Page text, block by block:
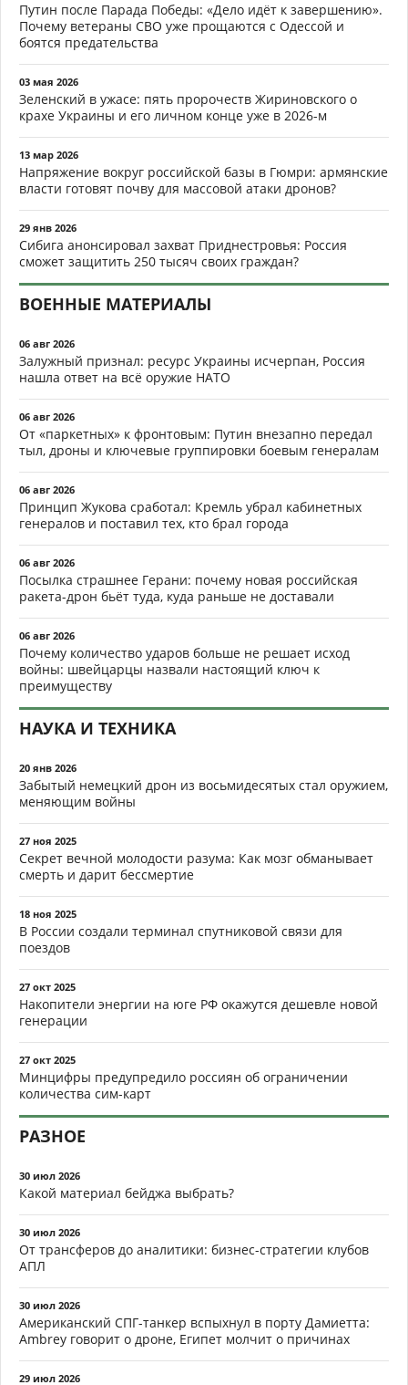
Путин после Парада Победы: «Дело идёт к завершению».
Почему ветераны СВО уже прощаются с Одессой и
боятся предательства
03 мая 2026
Зеленский в ужасе: пять пророчеств Жириновского о
крахе Украины и его личном конце уже в 2026-м
13 мар 2026
Напряжение вокруг российской базы в Гюмри: армянские
власти готовят почву для массовой атаки дронов?
29 янв 2026
Сибига анонсировал захват Приднестровья: Россия
сможет защитить 250 тысяч своих граждан?
ВОЕННЫЕ МАТЕРИАЛЫ
06 авг 2026
Залужный признал: ресурс Украины исчерпан, Россия
нашла ответ на всё оружие НАТО
06 авг 2026
От «паркетных» к фронтовым: Путин внезапно передал
тыл, дроны и ключевые группировки боевым генералам
06 авг 2026
Принцип Жукова сработал: Кремль убрал кабинетных
генералов и поставил тех, кто брал города
06 авг 2026
Посылка страшнее Герани: почему новая российская
ракета-дрон бьёт туда, куда раньше не доставали
06 авг 2026
Почему количество ударов больше не решает исход
войны: швейцарцы назвали настоящий ключ к
преимуществу
НАУКА И ТЕХНИКА
20 янв 2026
Забытый немецкий дрон из восьмидесятых стал оружием,
меняющим войны
27 ноя 2025
Секрет вечной молодости разума: Как мозг обманывает
смерть и дарит бессмертие
18 ноя 2025
В России создали терминал спутниковой связи для
поездов
27 окт 2025
Накопители энергии на юге РФ окажутся дешевле новой
генерации
27 окт 2025
Минцифры предупредило россиян об ограничении
количества сим-карт
РАЗНОЕ
30 июл 2026
Какой материал бейджа выбрать?
30 июл 2026
От трансферов до аналитики: бизнес-стратегии клубов
АПЛ
30 июл 2026
Американский СПГ-танкер вспыхнул в порту Дамиетта:
Ambrey говорит о дроне, Египет молчит о причинах
29 июл 2026